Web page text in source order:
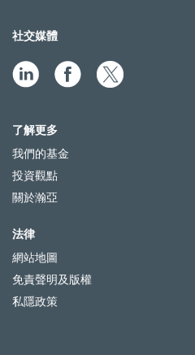
社交媒體
了解更多
我們的基金
投資觀點
關於瀚亞
法律
網站地圖
免責聲明及版權
私隱政策